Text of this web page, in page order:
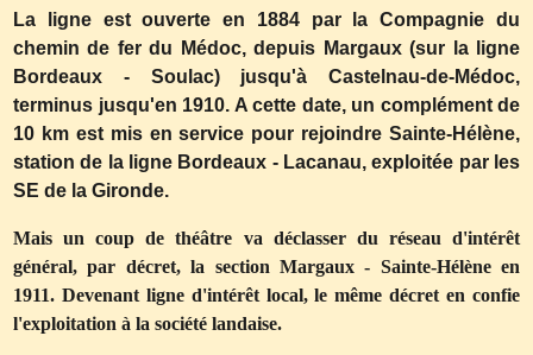
La l igne est ouverte en 1884 par la Compagnie du
chemin de fer du Médoc, depuis Margaux (sur la ligne
Bordeaux - Soulac) jusqu'à Castelnau-de-Médoc,
terminus jusqu'en 1910. A cette date, un complément de
10 km est mis en service pour rejoindre Sainte-Hélène,
station de la ligne Bordeaux - Lacanau, exploitée par les
SE de la Gironde.
Mais un coup de théâtre va déclasser du réseau d'intérêt
général, par décret, la section Margaux - Sainte-Hélène en
1911. Devenant ligne d'intérêt local, le même décret en confie
l'exploitation à la société landaise.